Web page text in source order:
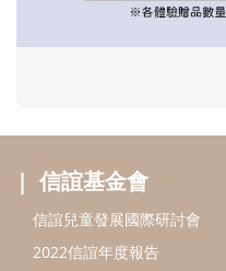
2023信誼年度報告
2024信誼年度報告
好孕袋
分齡育兒電子報
線上教養諮詢